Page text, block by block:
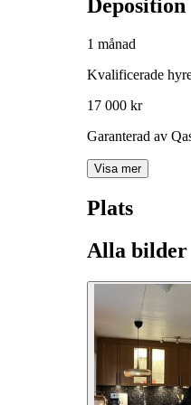
Deposition
1 månad
Kvalificerade
17 000 kr
Garanterad av
Visa mer
Plats
Alla bilder